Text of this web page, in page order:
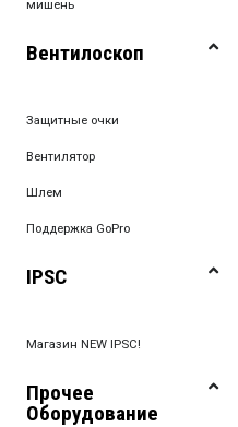
мишень
Вентилоскоп
Защитные очки
Вентилятор
Шлем
Поддержка GoPro
IPSC
Магазин NEW IPSC!
Прочее
Оборудование